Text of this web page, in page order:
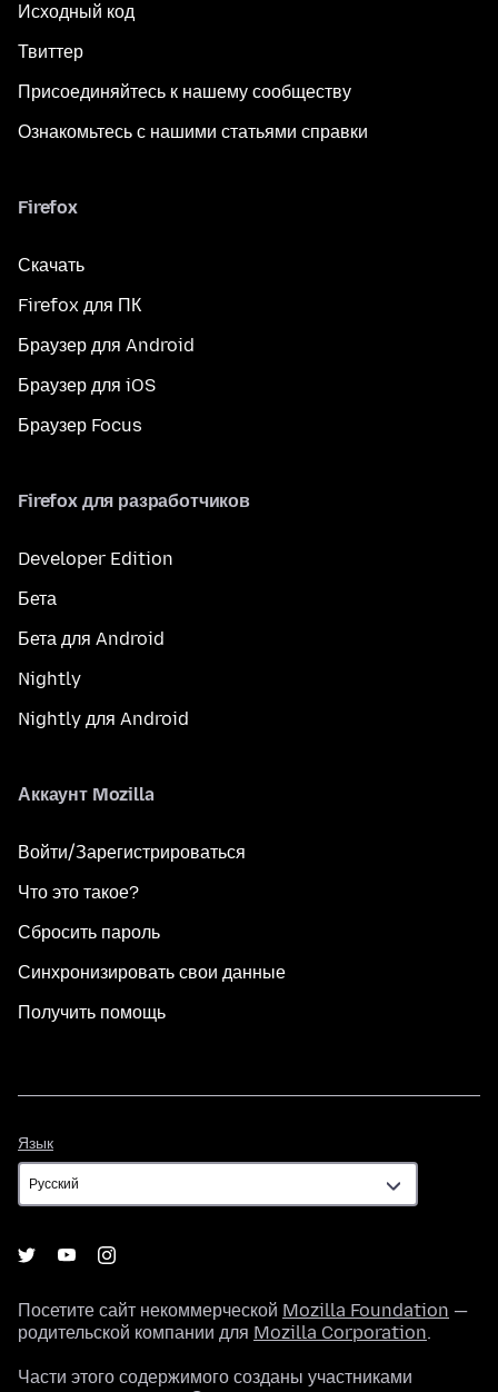
Исходный код
Твиттер
Присоединяйтесь к нашему сообществу
Ознакомьтесь с нашими статьями справки
Firefox
Скачать
Firefox для ПК
Браузер для Android
Браузер для iOS
Браузер Focus
Firefox для разработчиков
Developer Edition
Бета
Бета для Android
Nightly
Nightly для Android
Аккаунт Mozilla
Войти/Зарегистрироваться
Что это такое?
Сбросить пароль
Синхронизировать свои данные
Получить помощь
Язык
Посетите сайт некоммерческой Mozilla Foundation —
родительской компании для Mozilla Corporation.
Части этого содержимого созданы участниками